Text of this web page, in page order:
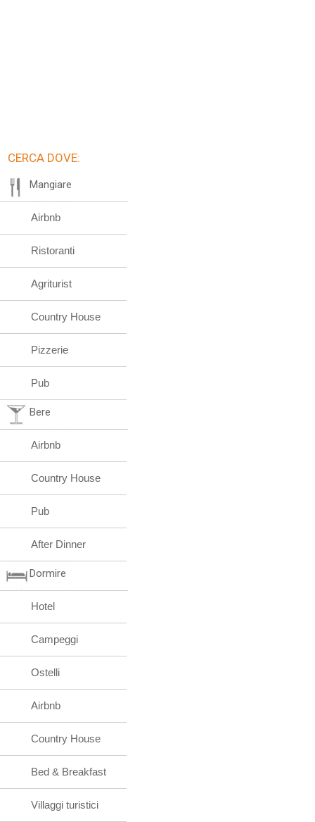
CERCA DOVE:
Mangiare
Airbnb
Ristoranti
Agriturist
Country House
Pizzerie
Pub
Bere
Airbnb
Country House
Pub
After Dinner
Dormire
Hotel
Campeggi
Ostelli
Airbnb
Country House
Bed & Breakfast
Villaggi turistici